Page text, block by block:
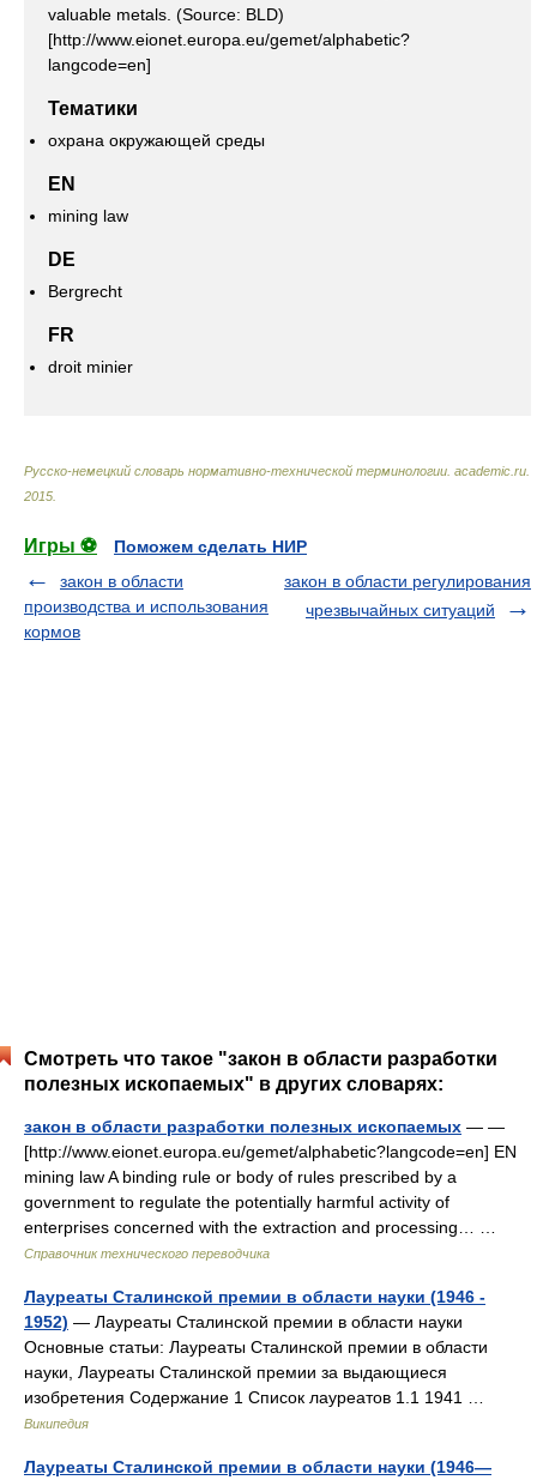
valuable metals. (Source: BLD)
[http://www.eionet.europa.eu/gemet/alphabetic?
langcode=en]
Тематики
охрана окружающей среды
EN
mining law
DE
Bergrecht
FR
droit minier
Русско-немецкий словарь нормативно-технической терминологии academic.ru
2015
Игры ⚽
Поможем сделать НИР
закон в области
производства и использования
кормов
закон в области регулирования
чрезвычайных ситуаций
Смотреть что такое "закон в области разработки
полезных ископаемых" в других словарях:
закон в области разработки полезных ископаемых — —
[http://www.eionet.europa.eu/gemet/alphabetic?langcode=en] EN
mining law A binding rule or body of rules prescribed by a
government to regulate the potentially harmful activity of
enterprises concerned with the extraction and processing… …
Справочник технического переводчика
Лауреаты Сталинской премии в области науки (1946 -
1952) — Лауреаты Сталинской премии в области науки
Основные статьи: Лауреаты Сталинской премии в области
науки, Лауреаты Сталинской премии за выдающиеся
изобретения Содержание 1 Список лауреатов 1.1 1941 …
Википедия
Лауреаты Сталинской премии в области науки (1946—